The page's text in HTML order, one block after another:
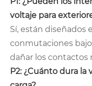
voltaje para
Sí, están diseñados
conmutaciones
dañar los contactos
P2: ¿Cuánto dura